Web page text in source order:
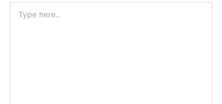
here..